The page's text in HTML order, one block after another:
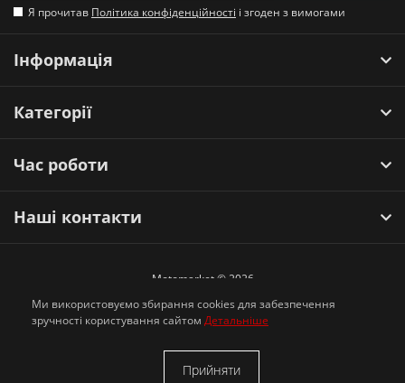
Я прочитав Політика конфіденційності і згоден з вимогами
Інформація
Категорії
Час роботи
Наші контакти
Motomarket © 2026
Ми використовуємо збирання cookies для забезпечення
зручності користування сайтом Детальніше
Прийняти